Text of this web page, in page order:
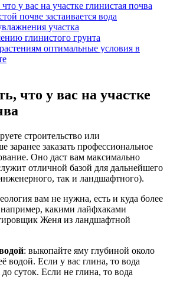
у вас на участке глинистая почва
почве застаивается вода
участка
глинистого грунта
оптимальные условия в
что у вас на участке
строительство или
заранее заказать профессиональное
Оно даст вам максимально
отличной базой для дальнейшего
так и ландшафтного).
вам не нужна, есть и куда более
какими лайфхаками
Женя из ландшафтной
: выкопайте яму глубиной около
водой. Если у вас глина, то вода
суток. Если не глина, то вода